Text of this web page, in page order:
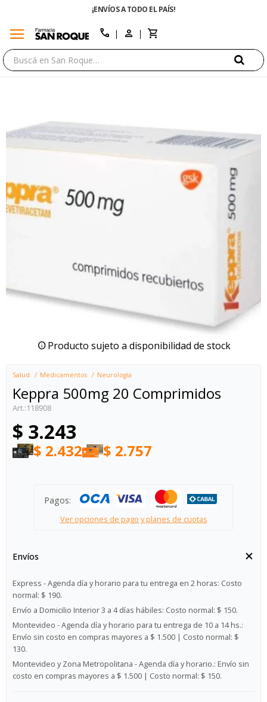
¡ENVÍOS A TODO EL PAÍS!
menu call
Producto sujeto a disponibilidad de stock
Salud Medicamentos Neurología
Keppra 500mg 20 Comprimidos
118908
$ 3.243
$ 2.432 $ 2.757
Pagos:
Ver opciones de pago y planes de cuotas
Envíos
Express - Agenda día y horario para tu entrega en 2 horas: Costo
normal: $ 190.
Envío a Domicilio Interior 3 a 4 días hábiles: Costo normal: $ 150.
Montevideo - Agenda día y horario para tu entrega de 10 a 14 hs.:
Envío sin costo en compras mayores a $ 1.500 | Costo normal: $
130.
Montevideo y Zona Metropolitana - Agenda día y horario.: Envío sin
costo en compras mayores a $ 1.500 | Costo normal: $ 150.
close